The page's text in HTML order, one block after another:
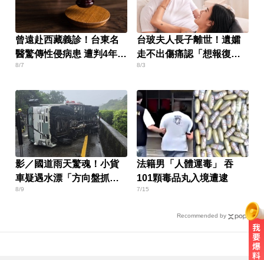
曾遠赴西藏義診！台東名
醫驚傳性侵病患 遭判4年8
月
8/7
台玻夫人長子離世！遺孀
走不出傷痛認「想報復」
心聲曝
8/3
影／國道雨天驚魂！小貨
車疑遇水漂「方向盤抓不
住」翻車
8/9
法籍男「人體運毒」 吞
101顆毒品丸入境遭逮
7/15
Recommended by